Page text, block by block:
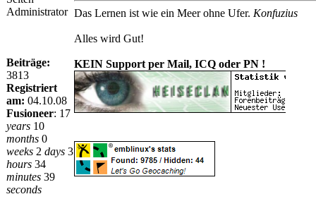
Administrator
Beiträge:
3813
Registriert
am: 04.10.08
Fusioneer: 17
years 10
months 0
weeks 2 days 3
hours 34
minutes 39
seconds
Das Lernen ist wie ein Meer ohne Ufer. Konfuzius
Alles wird Gut!
KEIN Support per Mail, ICQ oder PN !